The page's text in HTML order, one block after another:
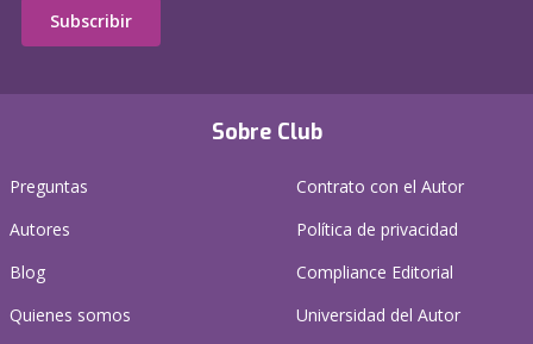
Sobre Club
Preguntas
Autores
Blog
Quienes somos
Contrato con el Autor
Política de privacidad
Compliance Editorial
Universidad del Autor
Subscribir